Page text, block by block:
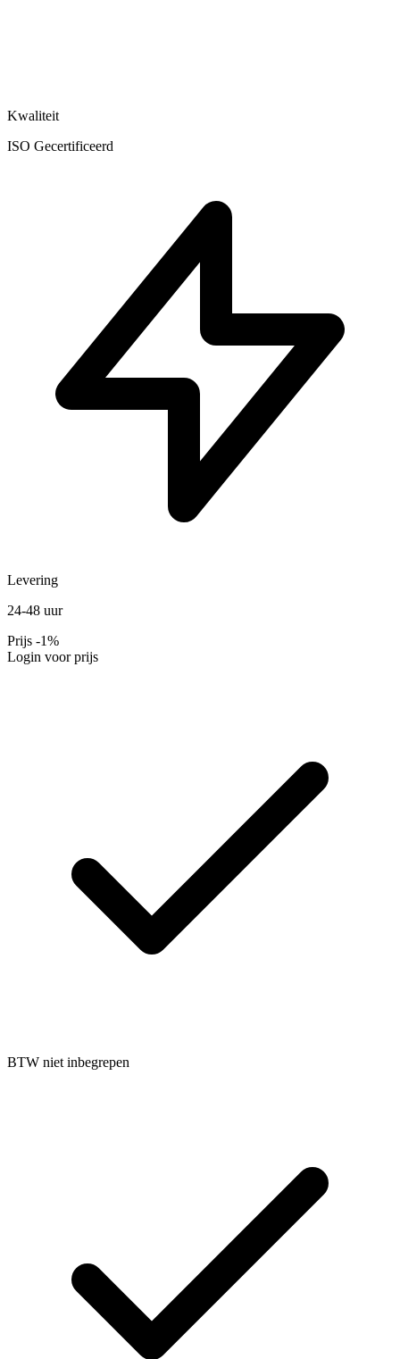
Kwaliteit
ISO Gecertificeerd
Levering
24-48 uur
Prijs -1%
Login voor prijs
BTW niet inbegrepen